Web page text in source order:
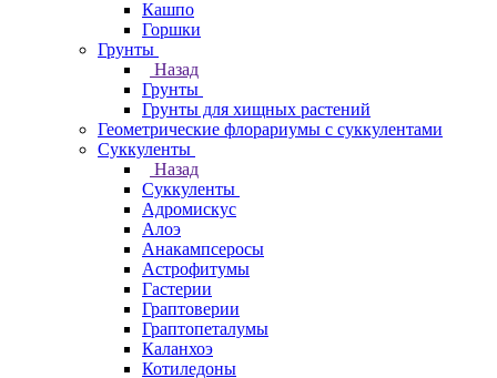
Кашпо
Горшки
Грунты
Назад
Грунты
Грунты для хищных растений
Геометрические флорариумы с суккулентами
Суккуленты
Назад
Суккуленты
Адромискус
Алоэ
Анакампсеросы
Астрофитумы
Гастерии
Граптоверии
Граптопеталумы
Каланхоэ
Котиледоны